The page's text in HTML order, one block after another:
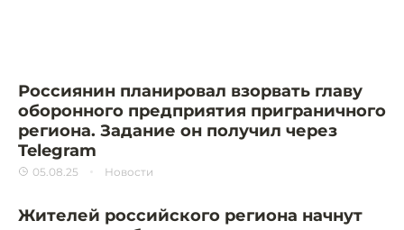
Россиянин планировал взорвать главу
оборонного предприятия приграничного
региона. Задание он получил через
Telegram
05.08.25 Новости
Жителей российского региона начнут